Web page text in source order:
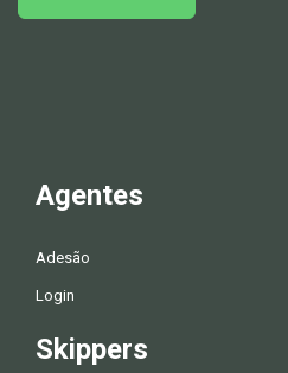
Agentes
Adesão
Login
Skippers